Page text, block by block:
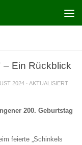
– Ein Rückblick
2024 · AKTUALISIERT
200. Geburtstag
feierte „Schinkels